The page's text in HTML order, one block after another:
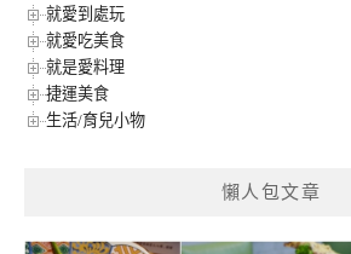
就愛到處玩
就愛吃美食
就是愛料理
捷運美食
生活/育兒小物
懶人包文章